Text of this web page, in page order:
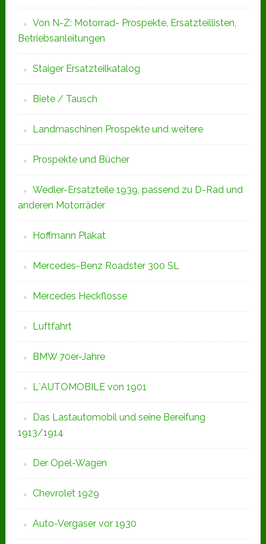
Von N-Z: Motorrad- Prospekte, Ersatzteillisten,
Betriebsanleitungen
Staiger Ersatzteilkatalog
Biete / Tausch
Landmaschinen Prospekte und weitere
Prospekte und Bücher
Wedler-Ersatzteile 1939, passend zu D-Rad und
anderen Motorräder
Hoffmann Plakat
Mercedes-Benz Roadster 300 SL
Mercedes Heckflosse
Luftfahrt
BMW 70er-Jahre
L`AUTOMOBILE von 1901
Das Lastautomobil und seine Bereifung
1913/1914
Der Opel-Wagen
Chevrolet 1929
Auto-Vergaser vor 1930